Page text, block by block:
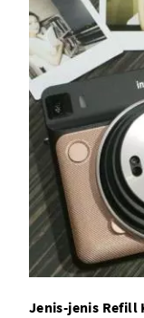
Jenis-jenis Refill